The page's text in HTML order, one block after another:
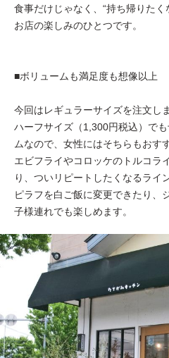
食事だけじゃなく、“持ち帰りた
お店の楽しみのひとつです。
■ボリュームも満足度も想像以上
今回はレギュラーサイズを注文し
ハーフサイズ（1,300円税込）で
ムなので、女性にはそちらもおす
エビフライやコロッケのトルコラ
り、ついリピートしたくなるライ
ピラフを白ご飯に変更できたり、
子様連れでも楽しめます。